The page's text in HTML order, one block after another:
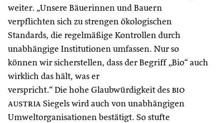
weiter. „Unsere Bäuerinnen und Bauern
verpflichten sich zu strengen ökologischen
Standards, die regelmäßige Kontrollen durch
unabhängige Institutionen umfassen. Nur so
können wir sicherstellen, dass der Begriff „Bio“ auch
wirklich das hält, was er
verspricht.“ Die hohe Glaubwürdigkeit des bio
austria Siegels wird auch von unabhängigen
Umweltorganisationen bestätigt. So stufte